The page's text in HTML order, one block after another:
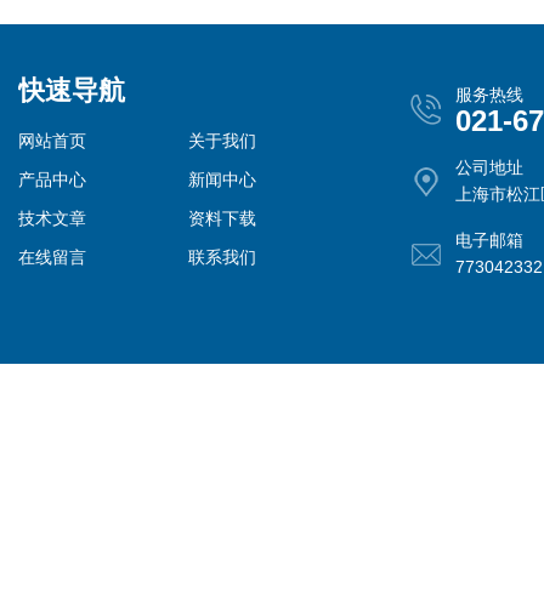
快速导航
网站首页
关于我们
产品中心
新闻中心
技术文章
资料下载
在线留言
联系我们
服务热线
021-
公司地址
上海市松
电子邮箱